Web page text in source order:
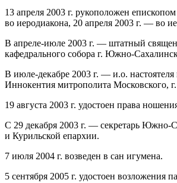
13 апреля 2003 г. рукоположен
во иеродиакона, 20 апреля 2003 г. — во
В апреле‐июле 2003 г. — штатный
кафедрального собора г.
В июле‐декабре 2003 г. — и.о. настоятеля
Иннокентия митрополита Московского,
19 августа 2003 г. удостоен права
С 29 декабря 2003 г. — секретарь
и Курильской епархии.
7 июля 2004 г. возведен в сан игумена.
5 сентября 2005 г. удостоен возложения